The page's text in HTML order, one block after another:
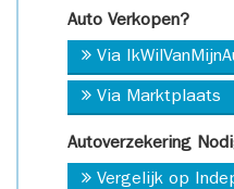
Auto Verkopen?
Via
Via Marktplaats
Autoverzekering
Vergelijk op